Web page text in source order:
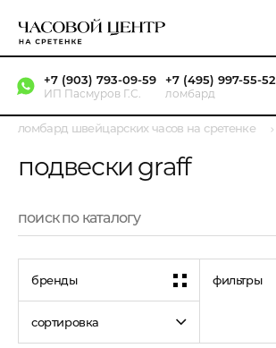
+7 (903) 793-09-59
ИП Пасмуров Г.С.
+7 (495) 997-55-52
ломбард
ломбард швейцарских часов на сретенке
подвески graff
бренды фильтры
сортировка